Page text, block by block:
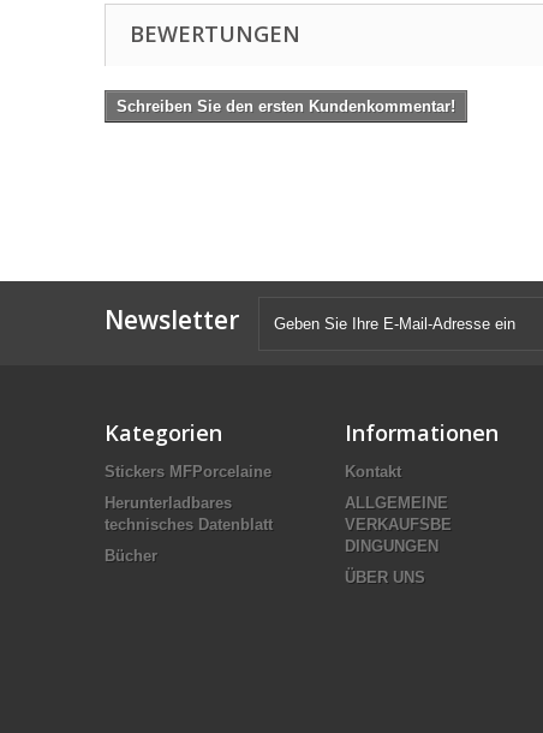
BEWERTUNGEN
Schreiben Sie den ersten Kundenkommentar!
Newsletter
Kategorien
Stickers MFPorcelaine
Herunterladbares
technisches Datenblatt
Bücher
Informationen
Kontakt
ALLGEMEINE
VERKAUFSBE
DINGUNGEN
ÜBER UNS